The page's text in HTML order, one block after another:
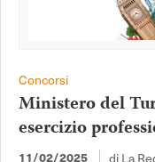
Concorsi
Ministero del
esercizio
11/02/2025 di La